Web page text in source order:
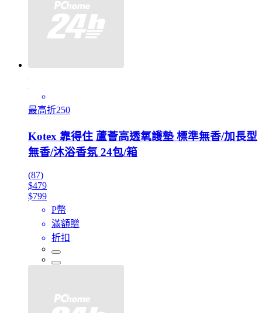
最高折250
Kotex 靠得住 蘆薈高透氧護墊 標準無香/加長型
無香/沐浴香氛 24包/箱
(87)
$479
$799
P幣
滿額贈
折扣